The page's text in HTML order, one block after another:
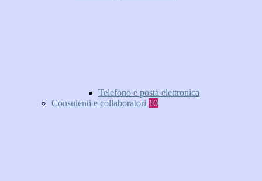
Telefono e posta elettronica
Consulenti e collaboratori 10